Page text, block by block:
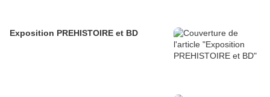
Exposition PREHISTOIRE et BD